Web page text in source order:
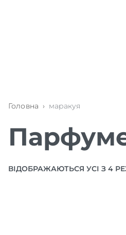
Головна › маракуя
ВІДОБРАЖАЮТЬСЯ УСІ З 4